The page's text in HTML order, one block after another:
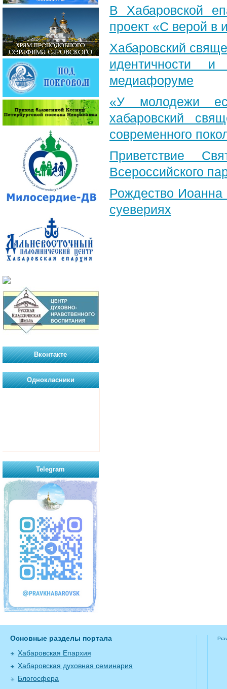
В Хабаровской
проект «С верой в
Хабаровский
идентичности
медиафоруме
«У молодежи
хабаровский
современного
Приветствие
Всероссийского
Рождество Иоанна
суевериях
Вконтакте
Однокласники
Telegram
Основные разделы портала
Хабаровская Епархия
Хабаровская духовная семинария
Блогосфера